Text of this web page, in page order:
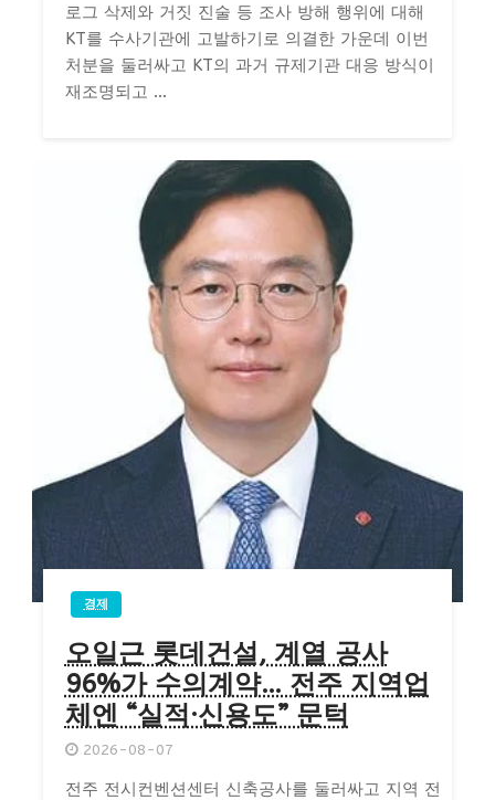
로그 삭제와 거짓 진술 등 조사 방해 행위에 대해
KT를 수사기관에 고발하기로 의결한 가운데 이번
처분을 둘러싸고 KT의 과거 규제기관 대응 방식이
재조명되고 ...
경제
오일근 롯데건설, 계열 공사
96%가 수의계약… 전주 지역업
체엔 “실적·신용도” 문턱
2026-08-07
전주 전시컨벤션센터 신축공사를 둘러싸고 지역 전